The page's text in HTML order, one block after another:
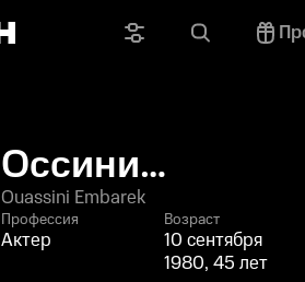
Оссини
Эмбарек
Ouassini Embarek
Профессия
Актер
Возраст
10 сентября
1980, 45 лет